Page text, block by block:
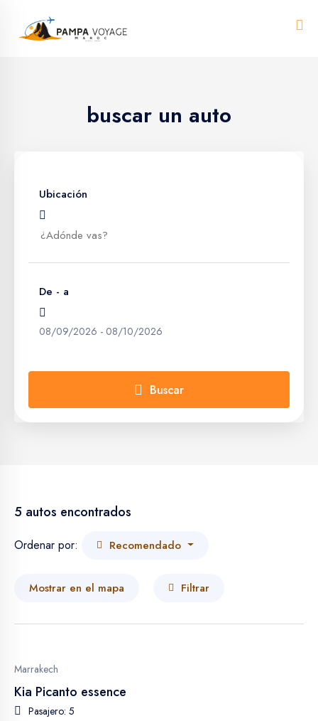
buscar un auto
Ubicación
Ouarzazate
Dades
De - a
08/09/2026 - 08/10/2026
Buscar
5 autos encontrados
Ordenar por: Recomendado
Mostrar en el mapa Filtrar
Marrakech
Kia Picanto essence
Pasajero: 5